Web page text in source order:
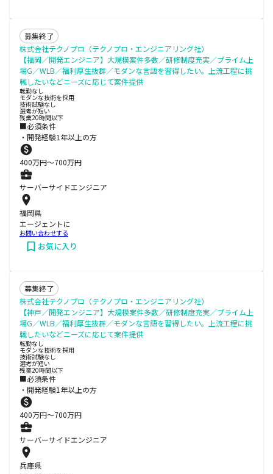
募集終了
株式会社テクノプロ（テクノプロ・エンジニアリング社）
【福岡／開発エンジニア】大規模案件多数／研修制度充実／プライム上
場G／WLB／福利厚生抜群／モダンな言語を習得したい。上流工程に挑
戦したいなどニーズに応じて案件提供
転勤なし
モダンな技術を採用
技術試験なし
選考が短い
残業20時間以下
■必須条件
・開発経験1年以上の方
400万円〜700万円
サーバーサイドエンジニア
福岡県
エージェントに
お問い合わせする
お気に入り
募集終了
株式会社テクノプロ（テクノプロ・エンジニアリング社）
【神戸／開発エンジニア】大規模案件多数／研修制度充実／プライム上
場G／WLB／福利厚生抜群／モダンな言語を習得したい。上流工程に挑
戦したいなどニーズに応じて案件提供
転勤なし
モダンな技術を採用
技術試験なし
選考が短い
残業20時間以下
■必須条件
・開発経験1年以上の方
400万円〜700万円
サーバーサイドエンジニア
兵庫県